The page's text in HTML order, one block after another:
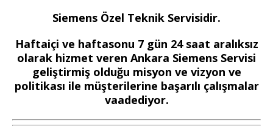
Siemens Özel Teknik Servisidir.
Haftaiçi ve haftasonu 7 gün 24 saat aralıksız
olarak hizmet veren Ankara Siemens Servisi
geliştirmiş olduğu misyon ve vizyon ve
politikası ile müşterilerine başarılı çalışmalar
vaadediyor.